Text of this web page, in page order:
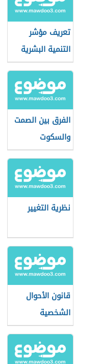
تعريف مؤشر
التنمية البشرية
الفرق بين الصمت
والسكوت
نظرية التغيير
قانون الأحوال
الشخصية
السعودي الجديد
2021